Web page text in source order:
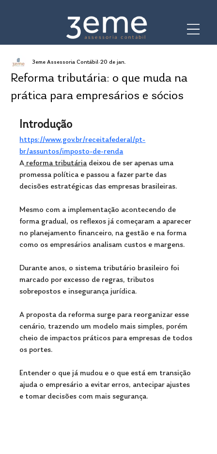
Reforma tributária: o que muda na
prática para empresários e sócios
3eme Assessoria Contábil 20 de jan.
Introdução
https://www.gov.br/receitafederal/pt-
br/assuntos/imposto-de-renda
A reforma tributária deixou de ser apenas uma
promessa política e passou a fazer parte das
decisões estratégicas das empresas brasileiras.
Mesmo com a implementação acontecendo de
forma gradual, os reflexos já começaram a aparecer
no planejamento financeiro, na gestão e na forma
como os empresários analisam custos e margens.
Durante anos, o sistema tributário brasileiro foi
marcado por excesso de regras, tributos
sobrepostos e insegurança jurídica.
A proposta da reforma surge para reorganizar esse
cenário, trazendo um modelo mais simples, porém
cheio de impactos práticos para empresas de todos
os portes.
Entender o que já mudou e o que está em transição
ajuda o empresário a evitar erros, antecipar ajustes
e tomar decisões com mais segurança.